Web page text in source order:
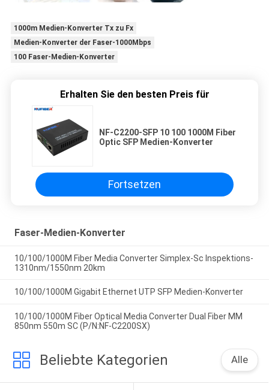
1000m Medien-Konverter Tx zu Fx
Medien-Konverter der Faser-1000Mbps
100 Faser-Medien-Konverter
Erhalten Sie den besten Preis für
NF-C2200-SFP 10 100 1000M Fiber
Optic SFP Medien-Konverter
Fortsetzen
Faser-Medien-Konverter
10/100/1000M Fiber Media Converter Simplex-Sc Inspektions-
1310nm/1550nm 20km
10/100/1000M Gigabit Ethernet UTP SFP Medien-Konverter
10/100/1000M Fiber Optical Media Converter Dual Fiber MM
850nm 550m SC (P/N:NF-C2200SX)
Beliebte Kategorien Alle